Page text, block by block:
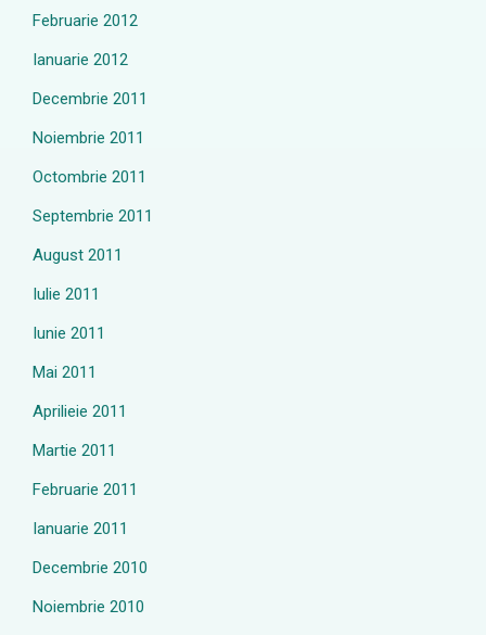
Februarie 2012
Ianuarie 2012
Decembrie 2011
Noiembrie 2011
Octombrie 2011
Septembrie 2011
August 2011
Iulie 2011
Iunie 2011
Mai 2011
Aprilieie 2011
Martie 2011
Februarie 2011
Ianuarie 2011
Decembrie 2010
Noiembrie 2010